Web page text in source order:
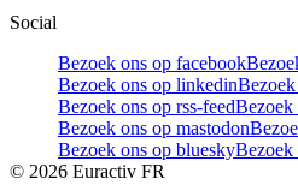
Social
Bezoek ons op facebook
Bezoek ons op linkedin
Bezoek ons op rss-feedBezoek
Bezoek ons op mastodon
Bezoek ons op blueskyBezoek
© 2026 Euractiv FR